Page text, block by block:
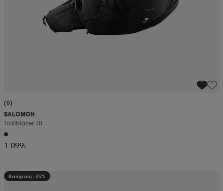
(6)
SALOMON
Trailblazer 30
1 099:-
Kampanj -25%